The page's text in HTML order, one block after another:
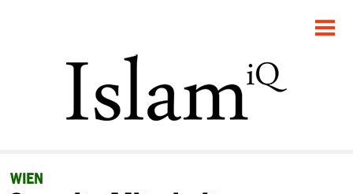
POLITIK
GESELLSCHAFT
WIEN